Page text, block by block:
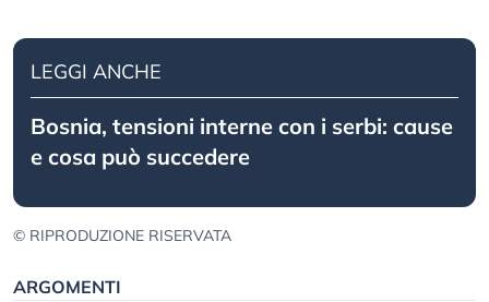
LEGGI ANCHE
Bosnia, tensioni interne con i serbi: cause
e cosa può succedere
© RIPRODUZIONE RISERVATA
ARGOMENTI